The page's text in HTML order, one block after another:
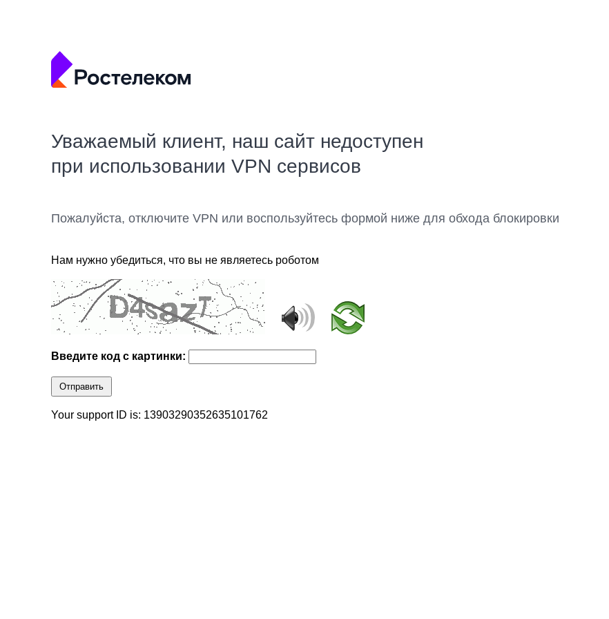
Уважаемый клиент, наш сайт недоступен
при использовании VPN сервисов
Пожалуйста, отключите VPN или воспользуйтесь формой ниже для обхода блокировки
Нам нужно убедиться, что вы не являетесь роботом
Введите код с картинки:
Отправить
Your support ID is: 13903290352635101762